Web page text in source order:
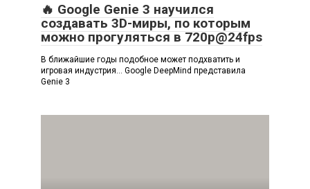
🔥 Google Genie 3 научился
создавать 3D-миры, по которым
можно прогуляться в 720p@24fps
В ближайшие годы подобное может подхватить и
игровая индустрия… Google DeepMind представила
Genie 3